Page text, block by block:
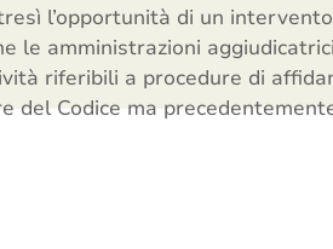
l’opportunità di un
le amministrazioni
riferibili a procedure di
del Codice ma